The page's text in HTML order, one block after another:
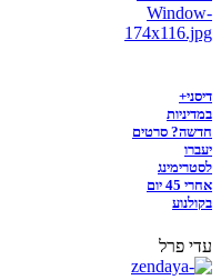
דיסני+
במדיניות
חדשה? סרטים
יעברו
לסטרימינג
אחרי 45 יום
בקולנוע
עדי פרל